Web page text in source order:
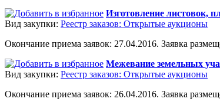
Изготовление листовок,
Вид закупки: Реестр заказов: Открытые аукционы
Окончание приема заявок: 27.04.2016. Заявка
Межевание земельных
Вид закупки: Реестр заказов: Открытые аукционы
Окончание приема заявок: 26.04.2016. Заявка